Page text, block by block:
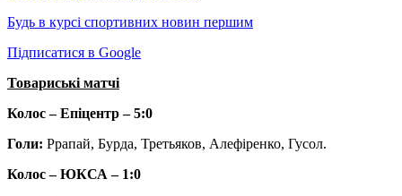
Будь в курсі спортивних новин першим
Підписатися в Google
Товариські матчі
Колос – Епіцентр – 5:0
Голи: Ррапай, Бурда, Третьяков, Алефіренко, Гусол.
Колос – ЮКСА – 1:0